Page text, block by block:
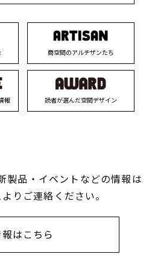
商空間のアルチザンたち
報 読者が選んだ空間デザイン
製品・イベントなどの情報は
りご連絡ください。
はこちら